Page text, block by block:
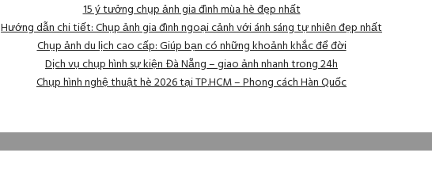
15 ý tưởng chụp ảnh gia đình mùa hè đẹp nhất
Hướng dẫn chi tiết: Chụp ảnh gia đình ngoại cảnh với ánh sáng tự nhiên đẹp nhất
Chụp ảnh du lịch cao cấp: Giúp bạn có những khoảnh khắc để đời
Dịch vụ chụp hình sự kiện Đà Nẵng – giao ảnh nhanh trong 24h
Chụp hình nghệ thuật hè 2026 tại TP.HCM – Phong cách Hàn Quốc